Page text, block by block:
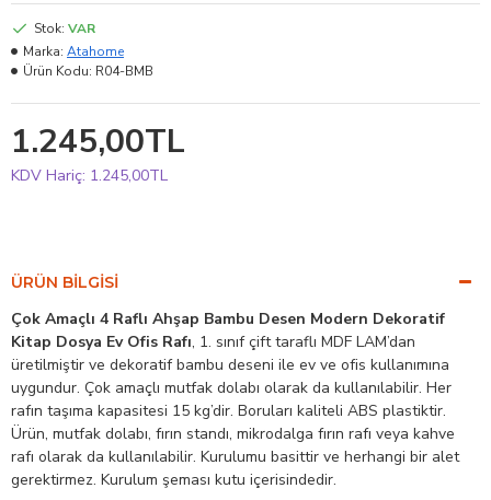
1.245,00TL
KDV Hariç: 1.245,00TL
Stok: VAR
Marka: Atahome
Ürün Kodu: R04-BMB
ÜRÜN BILGISI
Çok Amaçlı 4 Raflı Ahşap Bambu Desen Modern Dekoratif
Kitap Dosya Ev Ofis Rafı, 1. sınıf çift taraflı MDF LAM’dan
üretilmiştir ve dekoratif bambu deseni ile ev ve ofis kullanımına
uygundur. Çok amaçlı mutfak dolabı olarak da kullanılabilir. Her
rafın taşıma kapasitesi 15 kg’dir. Boruları kaliteli ABS plastiktir.
Ürün, mutfak dolabı, fırın standı, mikrodalga fırın rafı veya kahve
rafı olarak da kullanılabilir. Kurulumu basittir ve herhangi bir alet
gerektirmez. Kurulum şeması kutu içerisindedir.